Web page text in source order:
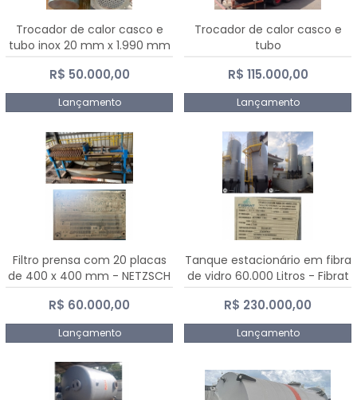
Trocador de calor casco e
tubo inox 20 mm x 1.990 mm
R$ 50.000,00
Lançamento
Trocador de calor casco e
tubo
R$ 115.000,00
Lançamento
Filtro prensa com 20 placas
de 400 x 400 mm - NETZSCH
R$ 60.000,00
Lançamento
Tanque estacionário em fibra
de vidro 60.000 Litros - Fibrat
R$ 230.000,00
Lançamento